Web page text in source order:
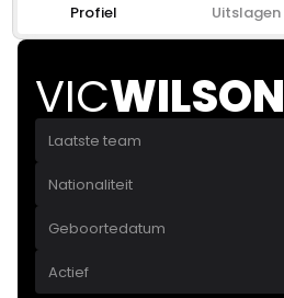
Profiel Uitslagen
VICWILSON
Laatste team
Nationaliteit
Geboortedatum
Actief